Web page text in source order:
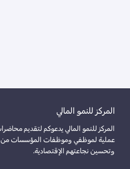
المركز للنمو المالي
المركز للنمو المالي يدعوكم لتقديم
عملية لموظفي وموظفات المؤسسات من
وتحسين نجاعتهم الإقتصادية.